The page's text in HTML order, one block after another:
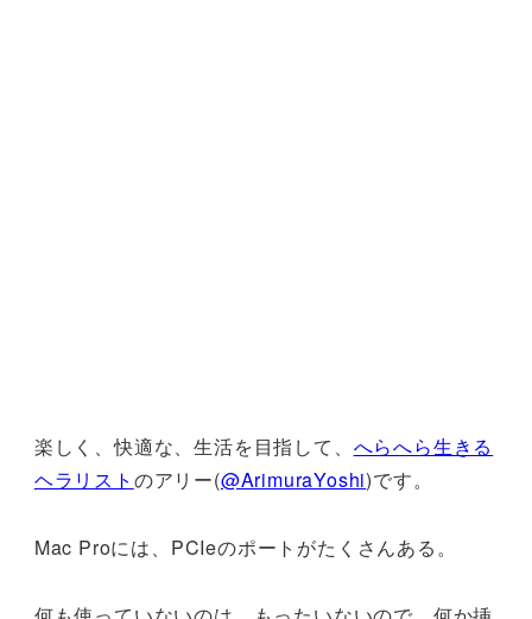
楽しく、快適な、生活を目指して、 へらへら生きる
ヘラリスト のアリー(@ArimuraYoshi)です。
Mac Proには、PCIeのポートがたくさんある。